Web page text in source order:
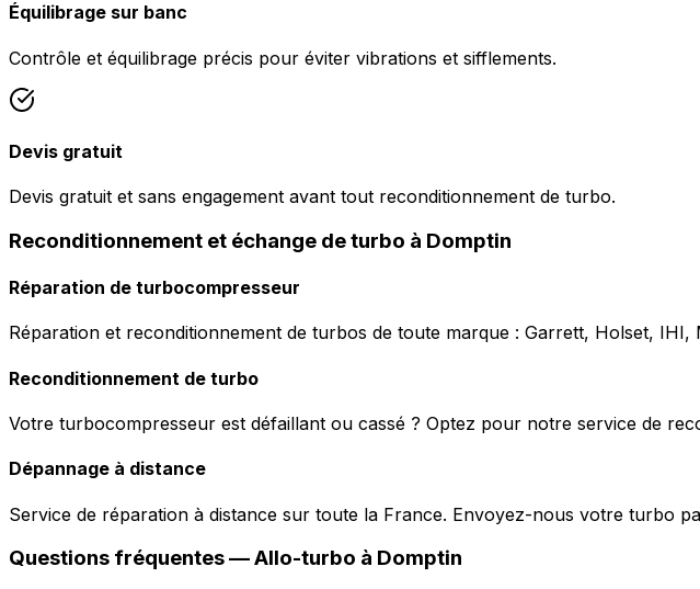
Équilibrage sur banc
Contrôle et équilibrage précis pour éviter vibrations et sifflements.
Devis gratuit
Devis gratuit et sans engagement avant tout reconditionnement de turbo.
Reconditionnement et échange de turbo à Domptin
Réparation de turbocompresseur
Réparation et reconditionnement de turbos de toute marque : Garrett, Holset,
Reconditionnement de turbo
Votre turbocompresseur est défaillant ou cassé ? Optez pour notre service de
Dépannage à distance
Service de réparation à distance sur toute la France. Envoyez-nous votre turbo
Questions fréquentes —Allo-turbo à Domptin